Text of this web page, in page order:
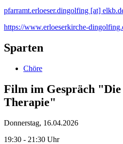
pfarramt.erloeser.dingolfing [at]
https://www.erloeserkirche-
Sparten
Chöre
Film im Gespräch "Die
Therapie"
Donnerstag, 16.04.2026
19:30 - 21:30 Uhr